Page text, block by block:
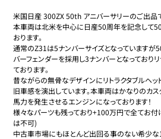
米国日産 300ZX 50th アニバーサリーのご出品
本車両は北米を中心に日産50周年を記念して
おります。
通常のZ31は5ナンバーサイズとなっています
バーフェンダーを採用し3ナンバーとなっており
ております。
昔ながらの無骨なデザインにリトラクタブルヘッ
旧車感を演出しています。本車両はかなりのカ
馬力を発生させるエンジンになっております！
様々なパーツも残っており+100万円で全てお付
は不可)
中古車市場にもほとんど出回る事のない希少な